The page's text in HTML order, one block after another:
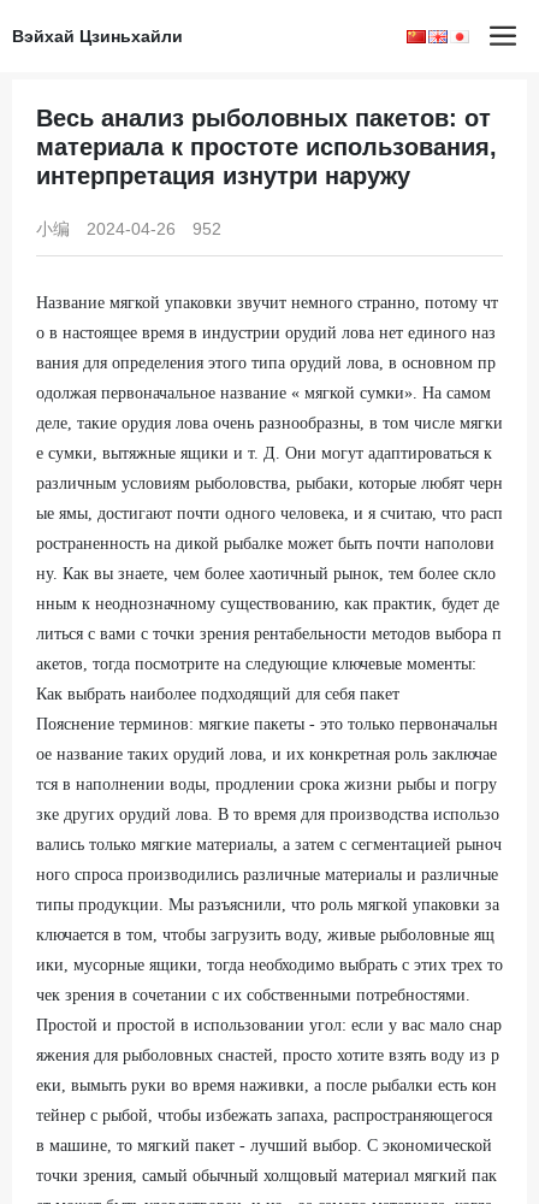
Вэйхай Цзиньхайли
Главная страница
Весь анализ рыболовных пакетов: от
материала к простоте использования,
интерпретация изнутри наружу
小编 2024-04-26 952
Название мягкой упаковки звучит немного странно, потому чт
о в настоящее время в индустрии орудий лова нет единого наз
вания для определения этого типа орудий лова, в основном пр
одолжая первоначальное название « мягкой сумки». На самом
деле, такие орудия лова очень разнообразны, в том числе мягки
е сумки, вытяжные ящики и т. Д. Они могут адаптироваться к
различным условиям рыболовства, рыбаки, которые любят черн
ые ямы, достигают почти одного человека, и я считаю, что расп
ространенность на дикой рыбалке может быть почти наполови
ну. Как вы знаете, чем более хаотичный рынок, тем более скло
нным к неоднозначному существованию, как практик, будет де
литься с вами с точки зрения рентабельности методов выбора п
акетов, тогда посмотрите на следующие ключевые моменты:
Как выбрать наиболее подходящий для себя пакет
Пояснение терминов: мягкие пакеты - это только первоначальн
ое название таких орудий лова, и их конкретная роль заключае
тся в наполнении воды, продлении срока жизни рыбы и погру
зке других орудий лова. В то время для производства использо
вались только мягкие материалы, а затем с сегментацией рыноч
ного спроса производились различные материалы и различные
типы продукции. Мы разъяснили, что роль мягкой упаковки за
ключается в том, чтобы загрузить воду, живые рыболовные ящ
ики, мусорные ящики, тогда необходимо выбрать с этих трех то
чек зрения в сочетании с их собственными потребностями.
Простой и простой в использовании угол: если у вас мало снар
яжения для рыболовных снастей, просто хотите взять воду из р
еки, вымыть руки во время наживки, а после рыбалки есть кон
тейнер с рыбой, чтобы избежать запаха, распространяющегося
в машине, то мягкий пакет - лучший выбор. С экономической
точки зрения, самый обычный холщовый материал мягкий пак